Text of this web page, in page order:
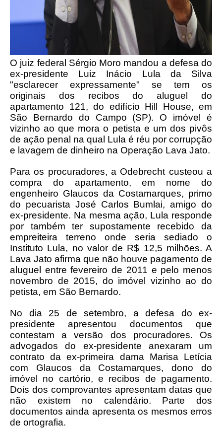
O juiz federal Sérgio Moro mandou a defesa do
ex-presidente Luiz Inácio Lula da Silva
"esclarecer expressamente" se tem os
originais dos recibos do aluguel do
apartamento 121, do edifício Hill House, em
São Bernardo do Campo (SP). O imóvel é
vizinho ao que mora o petista e um dos pivôs
de ação penal na qual Lula é réu por corrupção
e lavagem de dinheiro na Operação Lava Jato.
Para os procuradores, a Odebrecht custeou a
compra do apartamento, em nome do
engenheiro Glaucos da Costamarques, primo
do pecuarista José Carlos Bumlai, amigo do
ex-presidente. Na mesma ação, Lula responde
por também ter supostamente recebido da
empreiteira terreno onde seria sediado o
Instituto Lula, no valor de R$ 12,5 milhões. A
Lava Jato afirma que não houve pagamento de
aluguel entre fevereiro de 2011 e pelo menos
novembro de 2015, do imóvel vizinho ao do
petista, em São Bernardo.
No dia 25 de setembro, a defesa do ex-
presidente apresentou documentos que
contestam a versão dos procuradores. Os
advogados do ex-presidente anexaram um
contrato da ex-primeira dama Marisa Letícia
com Glaucos da Costamarques, dono do
imóvel no cartório, e recibos de pagamento.
Dois dos comprovantes apresentam datas que
não existem no calendário. Parte dos
documentos ainda apresenta os mesmos erros
de ortografia.